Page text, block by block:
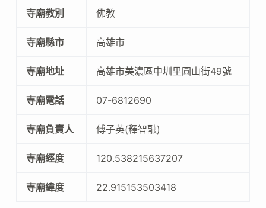
寺廟教別 佛教
寺廟縣市 高雄市
寺廟地址 高雄市美濃區中圳里圓山街49號
寺廟電話 07-6812690
寺廟負責人 傅子英(釋智融)
寺廟經度 120.538215637207
寺廟緯度 22.915153503418